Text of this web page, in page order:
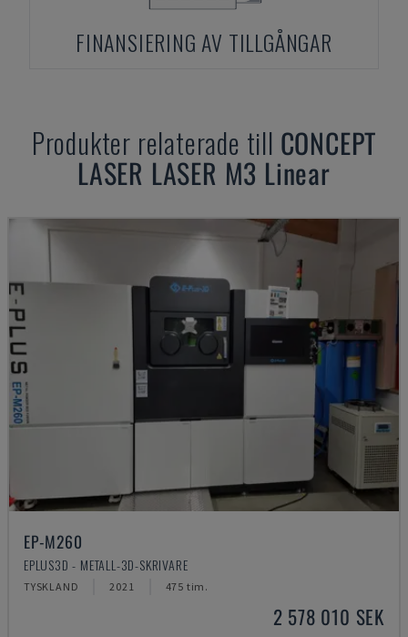
FINANSIERING AV TILLGÅNGAR
Produkter relaterade till CONCEPT
LASER LASER M3 Linear
EP-M260
EPLUS3D - METALL-3D-SKRIVARE
TYSKLAND 2021 475 tim.
2 578 010 SEK